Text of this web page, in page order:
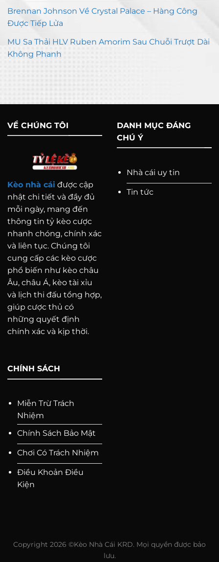
Brennan Johnson Về Crystal Palace – Hàng Công
Được Tiếp Lửa
MU Sa Thải HLV Ruben Amorim Sau Chuỗi Trượt Dài
Không Phanh
VỀ CHÚNG TÔI
Kèo nhà cái được cập
nhật chi tiết và đầy đủ
mỗi ngày, mang đến
thông tin tỷ kèo cược
nhanh chóng, chính xác
và liên tục. Chúng tôi
cung cấp các kèo cược
phổ biến như kèo châu
Âu, châu Á, kèo tài xỉu
và lịch thi đấu tổng hợp,
giúp cược thủ có
những quyết định
chính xác và kịp thời.
DANH MỤC ĐÁNG
CHÚ Ý
Nhà cái uy tin
Tin tức
CHÍNH SÁCH
Miễn Trừ Trách
Nhiệm
Chính Sách Bảo Mật
Chơi Có Trách Nhiệm
Điều Khoản Điều
Kiện
Copyright 2026 ©Kèo Nhà Cái KRD. Mọi quyền được bảo
lưu.